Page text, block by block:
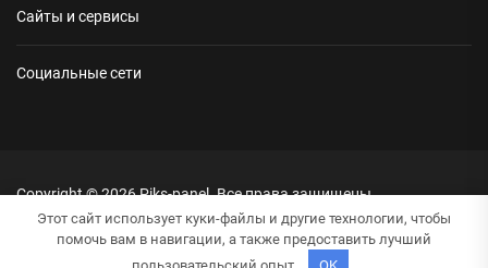
Сайты и сервисы
Социальные сети
Copyright © 2026Piks-panel.Все права защищены.
Тема: NewsRepublic ОтThemeinwp. На платформеWordPress.
Этот сайт использует куки-файлы и другие технологии, чтобы
помочь вам в навигации, а также предоставить лучший